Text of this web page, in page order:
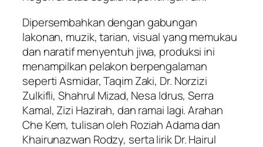
Dipersembahkan dengan gabungan
lakonan, muzik, tarian, visual yang memukau
dan naratif menyentuh jiwa, produksi ini
menampilkan pelakon berpengalaman
seperti Asmidar, Taqim Zaki, Dr. Norzizi
Zulkifli, Shahrul Mizad, Nesa Idrus, Serra
Kamal, Zizi Hazirah, dan ramai lagi. Arahan
Che Kem, tulisan oleh Roziah Adama dan
Khairunazwan Rodzy, serta lirik Dr. Hairul